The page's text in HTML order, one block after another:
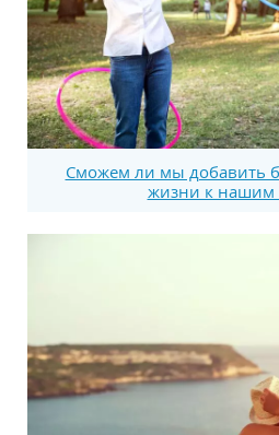
Сможем ли мы добавить
жизни к нашим